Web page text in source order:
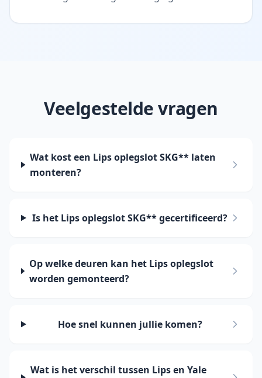
Veelgestelde vragen
Wat kost een Lips oplegslot SKG** laten
monteren?
Is het Lips oplegslot SKG** gecertificeerd?
Op welke deuren kan het Lips oplegslot
worden gemonteerd?
Hoe snel kunnen jullie komen?
Wat is het verschil tussen Lips en Yale